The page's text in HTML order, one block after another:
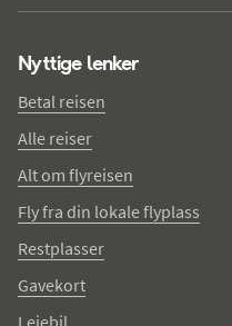
Nyttige lenker
Betal reisen
Alle reiser
Alt om flyreisen
Fly fra din lokale flyplass
Restplasser
Gavekort